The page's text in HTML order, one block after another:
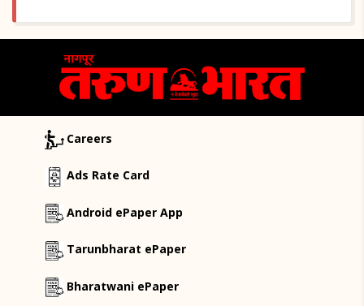
Careers
Ads Rate Card
Android ePaper App
Tarunbharat ePaper
Bharatwani ePaper